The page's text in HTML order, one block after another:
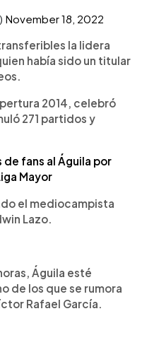
November 18, 2022
la lidera
había sido un titular
2014, celebró
271 partidos y
de fans al Águila por
Mayor
el mediocampista
Lazo.
Águila esté
de los que se rumora
Rafael García.